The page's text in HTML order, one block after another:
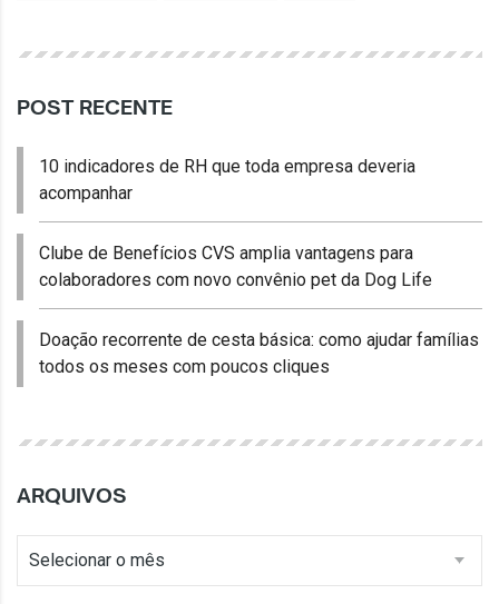
POST RECENTE
10 indicadores de RH que toda empresa deveria
acompanhar
Clube de Benefícios CVS amplia vantagens para
colaboradores com novo convênio pet da Dog Life
Doação recorrente de cesta básica: como ajudar famílias
todos os meses com poucos cliques
ARQUIVOS
Selecionar o mês